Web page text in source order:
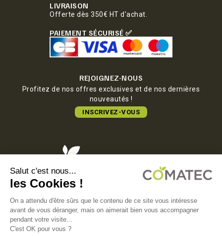
LIVRAISON
Offerte dès 350€ HT d'achat.
PAIEMENT SÉCURISÉ ✅
REJOIGNEZ-NOUS
Profitez de nos offres exclusives et de nos dernières
nouveautés !
INSCRIVEZ-VOUS
COMATEC PACKAGING
Boulevard François-Xavier Fafeur
11000 Carcassonne, FRANCE